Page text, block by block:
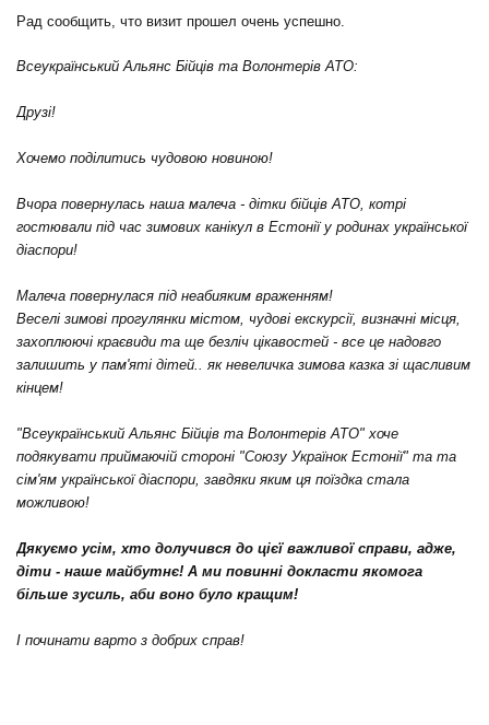
Рад сообщить, что визит прошел очень успешно.
Всеукраїнський Альянс Бійців та Волонтерів АТО:
Друзі!
Хочемо поділитись чудовою новиною!
Вчора повернулась наша малеча - дітки бійців АТО, котрі
гостювали під час зимових канікул в Естонії у родинах української
діаспори!
Малеча повернулася під неабияким враженням!
Веселі зимові прогулянки містом, чудові екскурсії, визначні місця,
захоплюючі краєвиди та ще безліч цікавостей - все це надовго
залишить у пам'яті дітей.. як невеличка зимова казка зі щасливим
кінцем!
"Всеукраїнський Альянс Бійців та Волонтерів АТО" хоче
подякувати приймаючій стороні "Союзу Українок Естонії" та та
сім'ям української діаспори, завдяки яким ця поїздка стала
можливою!
Дякуємо усім, хто долучився до цієї важливої справи, адже,
діти - наше майбутнє! А ми повинні докласти якомога
більше зусиль, аби воно було кращим!
І починати варто з добрих справ!